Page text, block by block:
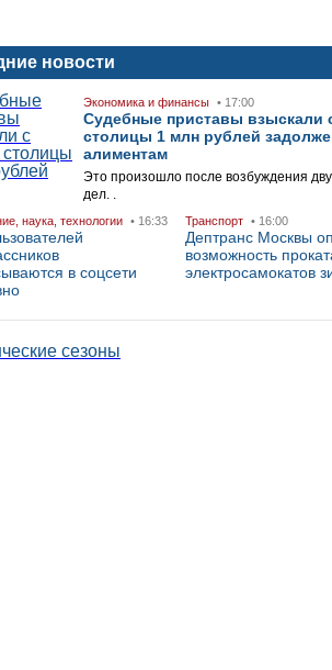
новости
Экономика и финансы • 17:00
Судебные приставы взыскали
столицы 1 млн рублей
алиментам
Это произошло после возбуждения
дел. .
наука, технологии • 16:33
в соцсети
Транспорт • 16:00
Дептранс Москвы
возможность
электросамокатов